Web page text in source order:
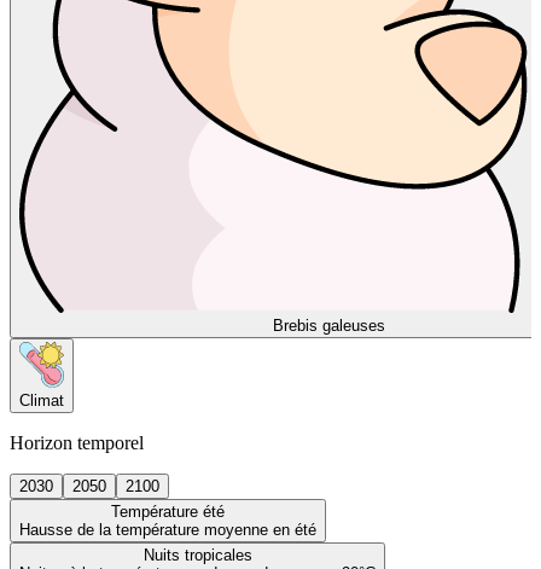
Brebis galeuses
Climat
Horizon temporel
2030 2050
2100
Température été
Hausse de la température moyenne en été
Nuits tropicales